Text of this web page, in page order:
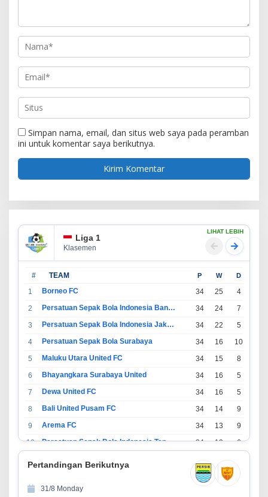
Simpan nama, email, dan situs web saya pada peramban
ini untuk komentar saya berikutnya.
Liga 1
Klasemen
LIHAT LEBIH
# TEAM P W D
1 Borneo FC 34 25 4
2
Persatuan Sepak Bola Indonesia Bandung 34 24 7
3
Persatuan Sepak Bola Indonesia Jakarta 34 22 5
4
Persatuan Sepak Bola Surabaya 34 16 10
5
Maluku Utara United FC 34 15 8
6
Bhayangkara Surabaya United 34 16 5
7
Dewa United FC 34 16 5
8
Bali United Pusam FC 34 14 9
9
Arema FC 34 13 9
10
Persatuan Sepak Bola Indonesia Tangerang 34 13 6
34 11
13
Pertandingan Berikutnya
31/8 Monday